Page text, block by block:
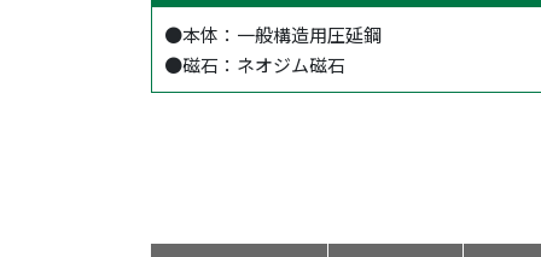
●本体：一般構造用圧延鋼
●磁石：ネオジム磁石